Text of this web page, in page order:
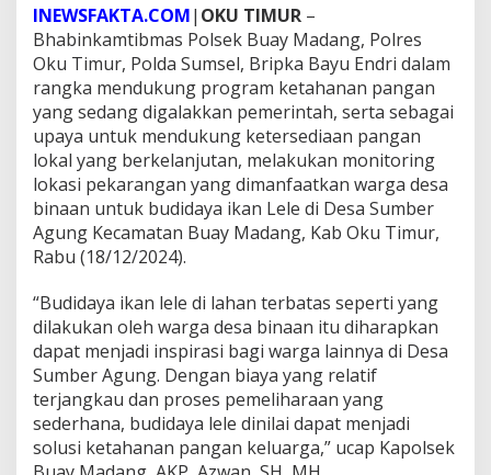
r
a
B
i
n
a
n
B
u
d
i
d
y
a
I
a
n
L
e
INEWSFAKTA.COM| OKU TIMUR –
Bhabinkamtibmas Polsek Buay Madang, Polres
Oku Timur, Polda Sumsel, Bripka Bayu Endri dalam
rangka mendukung program ketahanan pangan
yang sedang digalakkan pemerintah, serta sebagai
upaya untuk mendukung ketersediaan pangan
lokal yang berkelanjutan, melakukan monitoring
lokasi pekarangan yang dimanfaatkan warga desa
binaan untuk budidaya ikan Lele di Desa Sumber
Agung Kecamatan Buay Madang, Kab Oku Timur,
Rabu (18/12/2024).
“Budidaya ikan lele di lahan terbatas seperti yang
dilakukan oleh warga desa binaan itu diharapkan
dapat menjadi inspirasi bagi warga lainnya di Desa
Sumber Agung. Dengan biaya yang relatif
terjangkau dan proses pemeliharaan yang
sederhana, budidaya lele dinilai dapat menjadi
solusi ketahanan pangan keluarga,” ucap Kapolsek